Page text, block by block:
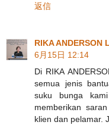
返信
RIKA ANDERSON
6月15日 12:14
Di RIKA
semua jenis
suku bunga
memberikan
klien dan pelamar.